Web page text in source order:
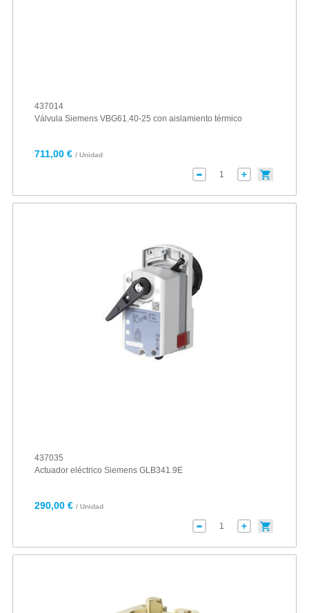
437014
Válvula Siemens VBG61.40-25 con aislamiento térmico
711,00 € / Unidad
437035
Actuador eléctrico Siemens GLB341.9E
290,00 € / Unidad